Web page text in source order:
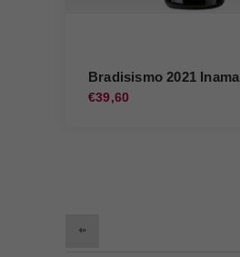
Bradisismo 2021 Inama
€39,60